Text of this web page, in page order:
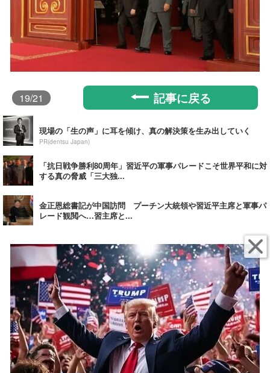
19/21 記事に戻る
現場の「生の声」に耳を傾け、真の解決策を生み出していく
PR(dentsu Japan)
「抗日戦争勝利80周年」習近平の軍事パレードこそ世界平和に対
する真の脅威「三大独...
金正恩総書記が中国訪問 プーチン大統領や習近平主席と軍事パ
レード観閲へ…習主席と...